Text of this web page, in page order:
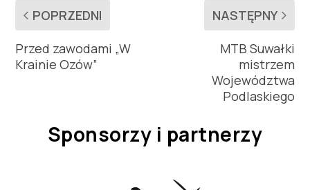
POPRZEDNI
Przed zawodami „W
Krainie Ozów”
NASTĘPNY
MTB Suwałki
mistrzem
Województwa
Podlaskiego
Sponsorzy i partnerzy